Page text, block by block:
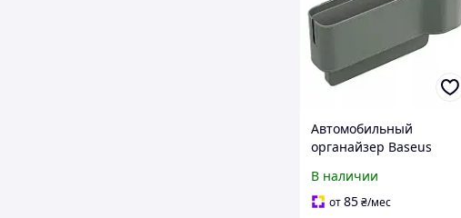
Автомобильный
органайзер Baseus
Console Storage Frosted
Gray (серый)
В наличии
от85₴/мес